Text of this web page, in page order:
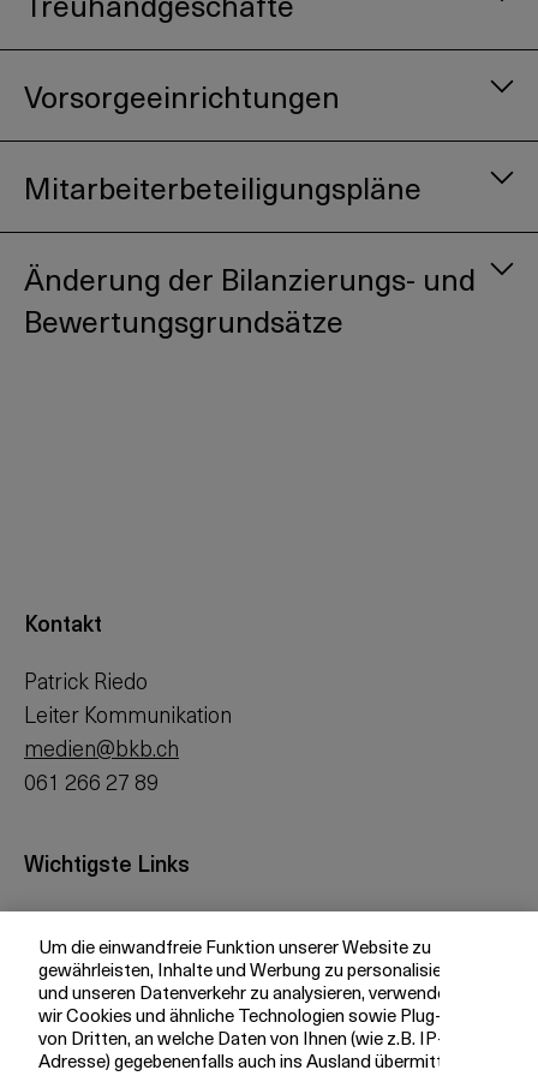
Vorsorgeeinrichtungen
Mitarbeiterbeteiligungspläne
Änderung der Bilanzierungs- und
Bewertungsgrundsätze
Kontakt
Patrick Riedo
Leiter Kommunikation
medien@bkb.ch
061 266 27 89
Wichtigste Links
Investor Relations
Medien
bkb.ch
Ihre BKB
Um die einwandfreie Funktion unserer Website zu
gewährleisten, Inhalte und Werbung zu personalisieren
und unseren Datenverkehr zu analysieren, verwenden
wir Cookies und ähnliche Technologien sowie Plug-ins
von Dritten, an welche Daten von Ihnen (wie z.B. IP-
Adresse) gegebenenfalls auch ins Ausland übermittelt